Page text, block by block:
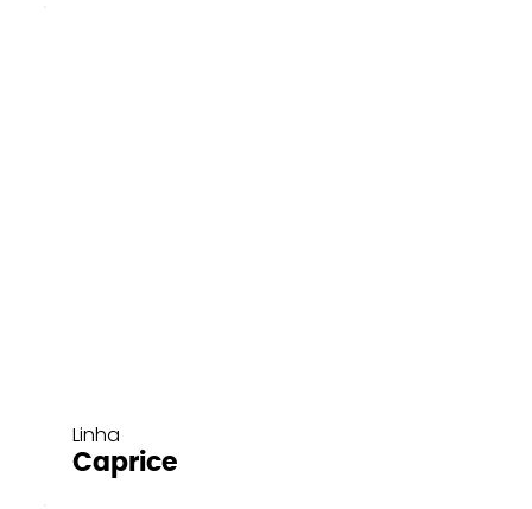
Linha
Caprice